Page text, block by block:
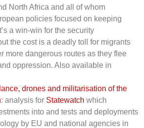
North Africa and all of whom
policies focused on keeping
a win-win for the security
the cost is a deadly toll for migrants
more dangerous routes as they flee
oppression. Also available in
drones and militarisation of the
: analysis for Statewatch which
into and tests and deployments
by EU and national agencies in